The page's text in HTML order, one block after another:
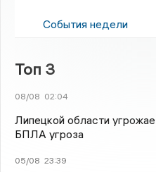
События недели
Топ 3
08/08 02:04
Липецкой области
БПЛА угроза
05/08 23:39